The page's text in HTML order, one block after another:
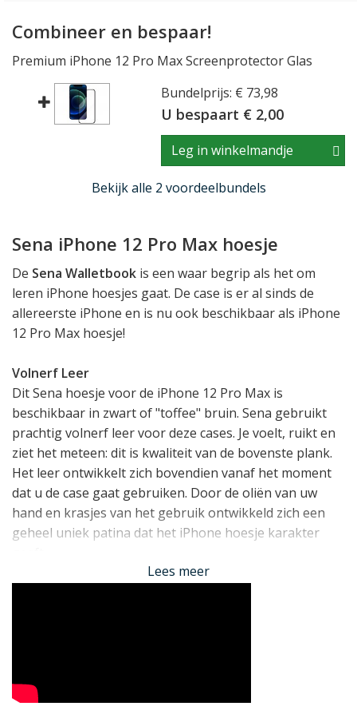
Combineer en bespaar!
Premium iPhone 12 Pro Max Screenprotector Glas
Bundelprijs: € 73,98
U bespaart € 2,00
Leg in winkelmandje
Bekijk alle 2 voordeelbundels
Sena iPhone 12 Pro Max hoesje
De Sena Walletbook is een waar begrip als het om
leren iPhone hoesjes gaat. De case is er al sinds de
allereerste iPhone en is nu ook beschikbaar als iPhone
12 Pro Max hoesje!
Volnerf Leer
Dit Sena hoesje voor de iPhone 12 Pro Max is
beschikbaar in zwart of "toffee" bruin. Sena gebruikt
prachtig volnerf leer voor deze cases. Je voelt, ruikt en
ziet het meteen: dit is kwaliteit van de bovenste plank.
Het leer ontwikkelt zich bovendien vanaf het moment
dat u de case gaat gebruiken. Door de oliën van uw
hand en krasjes van het gebruik ontwikkeld zich een
geheel uniek patina dat het iPhone hoesje karakter
schokabsorberend TPU en is bovendien voorzien van
Lees meer